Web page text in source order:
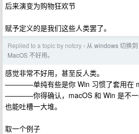
后来演变为购物狂欢节
赋予定义的是我们这些人类罢了。
Replied to a topic by notcry › 从 windows 切换
MacOS 不好用。
感觉非常不好用，甚至反人类。
————单纯有些是你 Win 习惯了套用在
————你得确认，macOS 和 Win 是不一
也能吐槽一大堆。
取一个例子